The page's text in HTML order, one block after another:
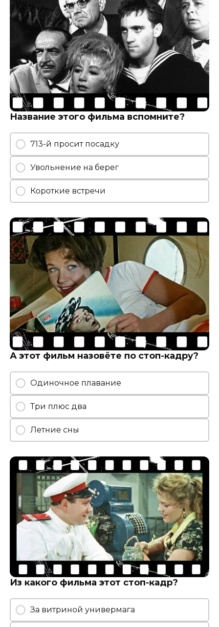
Название этого фильма вспомните?
713-й просит посадку
Увольнение на берег
Короткие встречи
А этот фильм назовёте по стоп-кадру?
Одиночное плавание
Три плюс два
Летние сны
Из какого фильма этот стоп-кадр?
За витриной универмага